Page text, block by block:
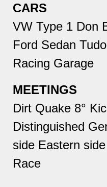
CARS
VW Type 1 Don
Ford Sedan
Racing Garage
MEETINGS
Dirt Quake 8°
Distinguished
side Eastern
Race